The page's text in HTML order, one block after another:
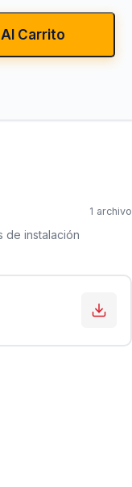
Carrito
1 archivo
de instalación